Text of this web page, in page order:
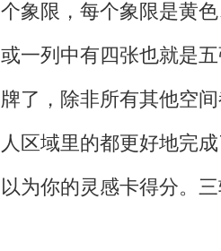
个象限，每个象限是黄
或一列中有四张也就是
牌了，除非所有其他空
人区域里的都更好地完
以为你的灵感卡得分。